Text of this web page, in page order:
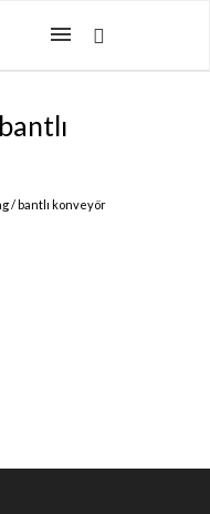
/bantlı konveyör